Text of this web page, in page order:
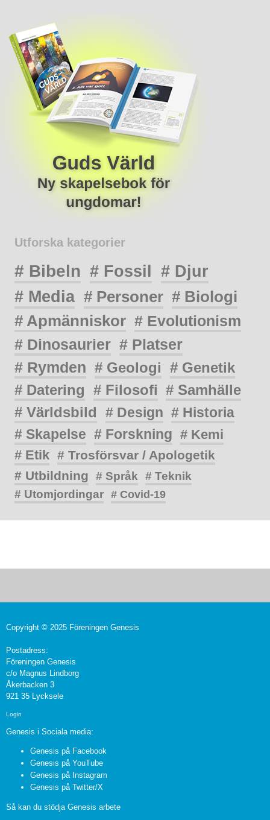
Utforska kategorier
# Bibeln # Fossil # Djur
# Media # Personer # Biologi
# Apmänniskor # Evolutionism
# Dinosaurier # Platser
# Rymden # Geologi # Genetik
# Datering # Filosofi # Samhälle
# Världsbild
# Design # Historia
# Skapelse # Forskning # Kemi
# Etik # Trosförsvar / Apologetik
# Utbildning
# Språk
# Teknik
# Utomjordingar # Covid-19
Copyright © 2025 Föreningen Genesis
Postadress:
Föreningen Genesis
c/o Magnus Lindborg
Åkerbacken 3
921 35 Lycksele
Login
Genesis i Sociala media:
Genesis på Facebook
Genesis på YouTube
Genesis på Instagram
Genesis på Twitter/X
Så kan du stödja Genesis arbete